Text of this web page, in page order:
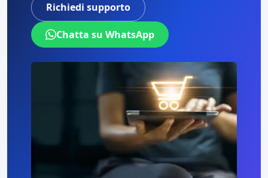
Richiedi supporto
Chatta su WhatsApp